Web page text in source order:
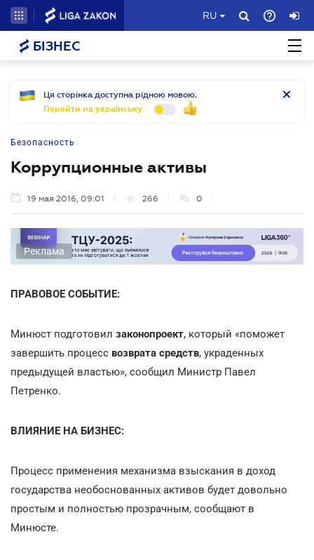
RU
БІЗНЕС
Ця сторінка доступна рідною мовою.
Перейти на українську
Безопасность
Коррупционные активы
19 мая 2016, 09:01 266 0
Реклама
ПРАВОВОЕ СОБЫТИЕ:
Минюст подготовил законопроект, который «поможет
завершить процесс возврата средств, украденных
предыдущей властью», сообщил Министр Павел
Петренко.
ВЛИЯНИЕ НА БИЗНЕС:
Процесс применения механизма взыскания в доход
государства необоснованных активов будет довольно
простым и полностью прозрачным, сообщают в
Минюсте.